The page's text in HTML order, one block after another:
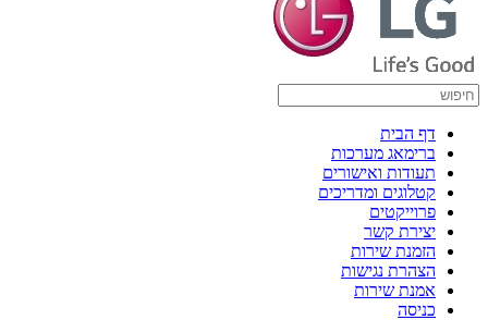
דף הבית
ברימאג מערכות
תעודות ואישורים
קטלוגים ומדריכים
פרוייקטים
יצירת קשר
הזמנת שירות
הצהרת נגישות
אמנת שירות
כניסה